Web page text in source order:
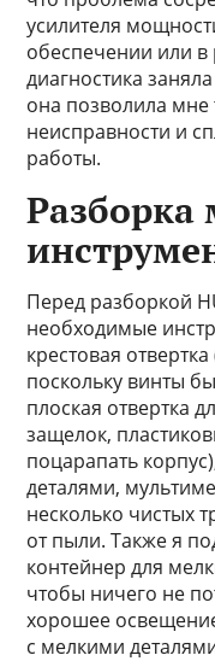
усилителя
обеспечении или в
диагностика
она позволила
неисправности и
работы.
Разборка
Перед разборкой
необходимые
крестовая
поскольку винты
плоская отвертка
защелок,
поцарапать
деталями,
несколько чистых
от пыли. Также я
контейнер для
чтобы ничего не
хорошее
с мелкими